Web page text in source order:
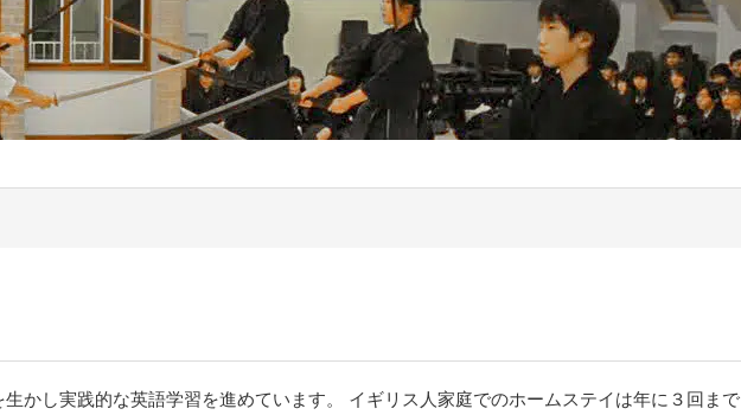
かし実践的な英語学習を進めています。 イギリス人家庭でのホームステイは年に３回まで